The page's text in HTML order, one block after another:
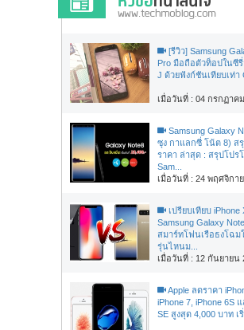
[รีวิว] Samsung
Pro มือถือตัวท็อปในซี
J ด้วยฟังก์ชันเทียบเท่า
เมื่อวันที่ : 04 กรกฏาค
Samsung Galaxy
ซุง กาแลกซี่ โน้ต 8) ส
ราคา ล่าสุด : สรุปโปร
Sam...
เมื่อวันที่ : 24 พฤศจิกา
เปรียบเทียบ iPhone
Samsung Galaxy
สมาร์ทโฟนเรือธงโฉม
รุ่นไหนม...
เมื่อวันที่ : 12 กันยายน
Apple ลดราคา
iPhone 7, iPhone 6S
SE สูงสุด 4,000 บาท เริ่